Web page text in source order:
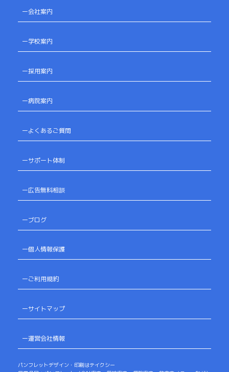
ー会社案内
ー学校案内
ー採用案内
ー病院案内
ーよくあるご質問
ーサポート体制
ー広告無料相談
ーブログ
ー個人情報保護
ーご利用規約
ーサイトマップ
ー運営会社情報
パンフレットデザイン・印刷はテイクシー